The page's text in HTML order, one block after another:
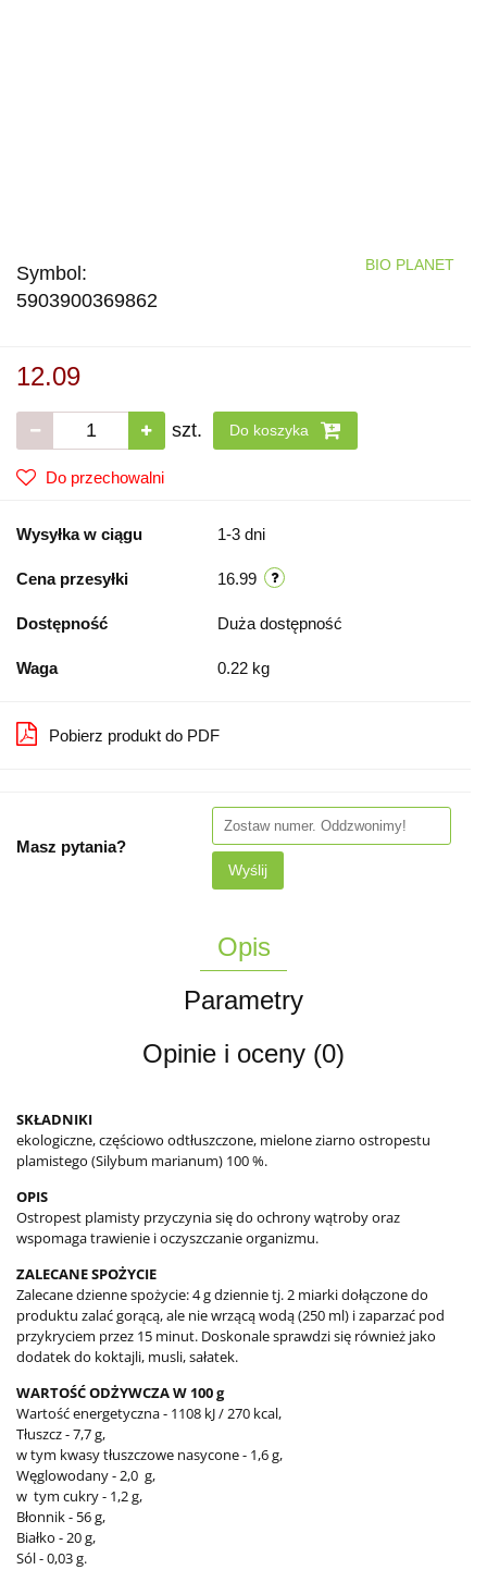
Symbol:
5903900369862
BIO PLANET
12.09
szt. Do koszyka
Do przechowalni
Wysyłka w ciągu 1-3 dni
Cena przesyłki 16.99
Dostępność Duża dostępność
Waga 0.22 kg
Pobierz produkt do PDF
Masz pytania?
Wyślij
Opis
Parametry
Opinie i oceny (0)
SKŁADNIKI
ekologiczne, częściowo odtłuszczone, mielone ziarno ostropestu
plamistego (Silybum marianum) 100 %.
OPIS
Ostropest plamisty przyczynia się do ochrony wątroby oraz
wspomaga trawienie i oczyszczanie organizmu.
ZALECANE SPOŻYCIE
Zalecane dzienne spożycie: 4 g dziennie tj. 2 miarki dołączone do
produktu zalać gorącą, ale nie wrzącą wodą (250 ml) i zaparzać pod
przykryciem przez 15 minut. Doskonale sprawdzi się również jako
dodatek do koktajli, musli, sałatek.
WARTOŚĆ ODŻYWCZA W 100 g
Wartość energetyczna - 1108 kJ / 270 kcal,
Tłuszcz - 7,7 g,
w tym kwasy tłuszczowe nasycone - 1,6 g,
Węglowodany - 2,0 g,
w tym cukry - 1,2 g,
Błonnik - 56 g,
Białko - 20 g,
Sól - 0,03 g.